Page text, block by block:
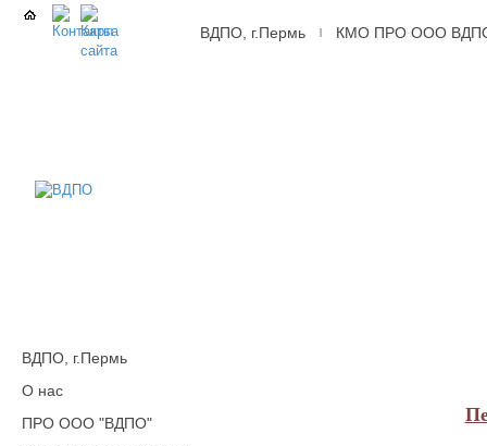
ВДПО, г.Пермь КМО ПРО ООО
ВДПО, г.Пермь
О нас
ПРО ООО "ВДПО"